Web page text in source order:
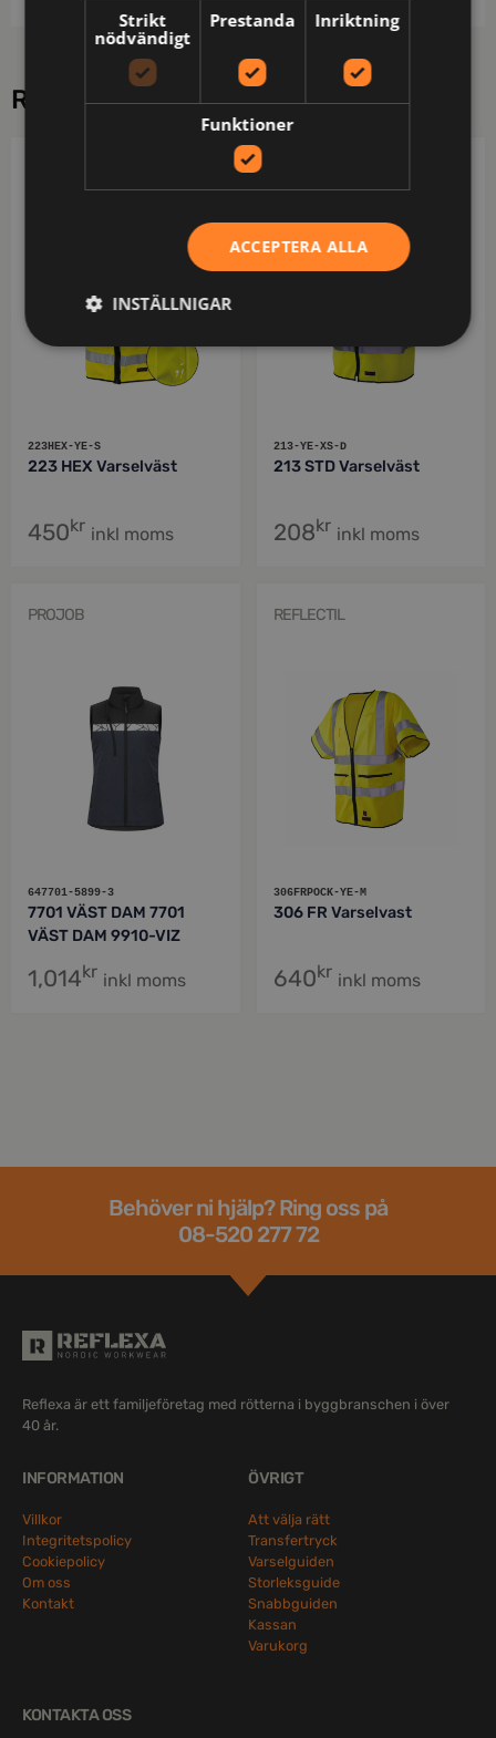
RELATERADE PRODUKTER
223HEX-YE-S
223 HEX Varselväst
450kr inkl moms
213-YE-XS-D
213 STD Varselväst
208kr inkl moms
PROJOB
647701-5899-3
7701 VÄST DAM 7701
VÄST DAM 9910-VIZ
1,014kr inkl moms
REFLECTIL
306FRPOCK-YE-M
306 FR Varselvast
640kr inkl moms
Behöver ni hjälp? Ring oss på
08-520 277 72
Reflexa är ett familjeföretag med rötterna i byggbranschen i över
40 år.
INFORMATION
Villkor
Integritetspolicy
Cookiepolicy
Om oss
Kontakt
ÖVRIGT
Att välja rätt
Transfertryck
Varselguiden
Storleksguide
Snabbguiden
Kassan
Varukorg
KONTAKTA OSS
Strikt
nödvändigt
Prestanda Inriktning
Funktioner
ACCEPTERA ALLA
INSTÄLLNIGAR